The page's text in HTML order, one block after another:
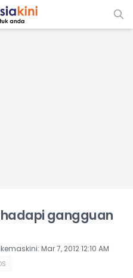
gangguan
: Mar 7, 2012 12:10 AM